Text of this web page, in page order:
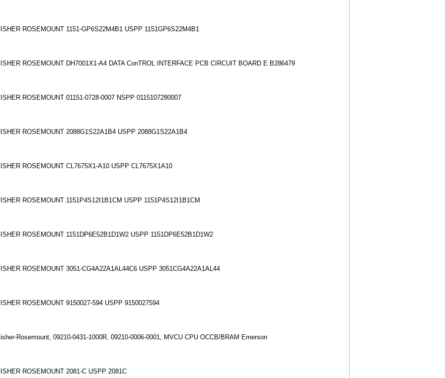
ROSEMOUNT 1151-GP6S22M4B1 USPP 1151GP6S22M4B1
ROSEMOUNT DH7001X1-A4 DATA ConTROL INTERFACE PCB CIRCUIT BOARD E B286479
ROSEMOUNT 01151-0728-0007 NSPP 0115107280007
ROSEMOUNT 2088G1S22A1B4 USPP 2088G1S22A1B4
ROSEMOUNT CL7675X1-A10 USPP CL7675X1A10
ROSEMOUNT 1151P4S12I1B1CM USPP 1151P4S12I1B1CM
ROSEMOUNT 1151DP6E52B1D1W2 USPP 1151DP6E52B1D1W2
ROSEMOUNT 3051-CG4A22A1AL44C6 USPP 3051CG4A22A1AL44
ROSEMOUNT 9150027-594 USPP 9150027594
Rosemount, 09210-0431-1000R, 09210-0006-0001, MVCU CPU OCCB/BRAM Emerson
ROSEMOUNT 2081-C USPP 2081C